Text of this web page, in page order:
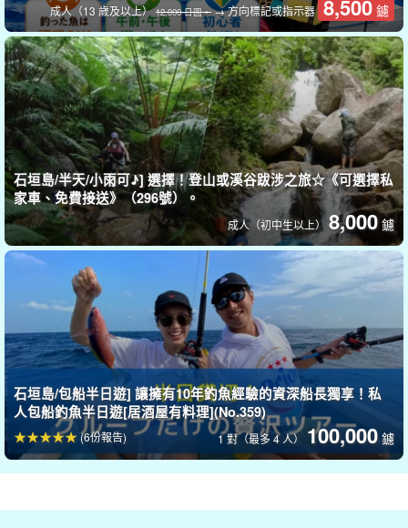
船名：Leo.
總長度：50 英尺。
最多可容納 20 人。
設備：GPS 魚叉、淋浴設備、廁所、帳篷。
成人（13 歲及以上）12,000 日圓。→ 方向標記或指示器 8,500 鑢
石垣島/半天/小雨可♪] 選擇！登山或溪谷跋涉之旅☆《可選擇私
家車、免費接送》（296號）。
成人（初中生以上） 8,000 鑢
石垣島/包船半日遊] 讓擁有10年釣魚經驗的資深船長獨享！私
人包船釣魚半日遊[居酒屋有料理](No.359)
1 對（最多 4 人） 100,000 鑢
(6份報告)